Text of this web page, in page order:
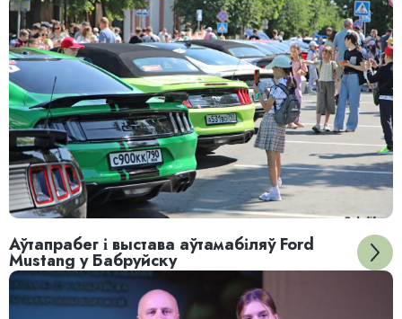
Аўтапрабег і выстава аўтамабіляў Ford
Mustang у Бабруйску